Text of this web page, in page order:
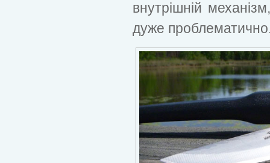
внутрішній
дуже